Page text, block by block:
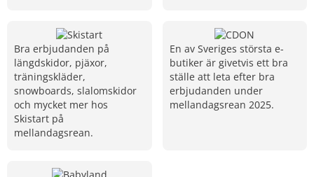
Bra erbjudanden på
längdskidor, pjäxor,
träningskläder,
snowboards, slalomskidor
och mycket mer hos
Skistart på
mellandagsrean.
En av Sveriges största e-
butiker är givetvis ett bra
ställe att leta efter bra
erbjudanden under
mellandagsrean 2025.